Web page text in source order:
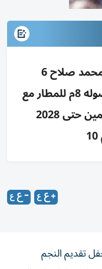
طرابزون سبور يحدد تقديم محمد صلاح 6
أغسطس 2026 ببابارا بارك؛ وصوله 8م للمطار مع
تعليمات تنظيمية؛ عقد موسمين حتى 2028
تقديم النجم